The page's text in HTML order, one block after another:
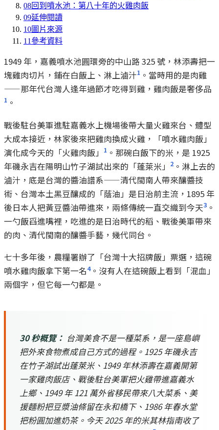
08回到噴水池：第八十年的火雞肉飯
09延伸閱讀
10圖片來源
11參考資料
1949 年，嘉義噴水池圓環旁的中山路 325 號，林添壽把一
塊雞肉切片，鋪在白飯上、淋上滷汁1 。當時用的是肉雞
——那年代台灣人逢年過節才吃得到雞，雞肉飯是奢侈品
1 。
戰後駐台美軍進駐嘉義水上機場後帶大量火雞來台、體型
大成本接近，林家後來把雞肉換成火雞，「噴水雞肉飯」
演化成今天的「火雞肉飯」
1 。那碗白飯下的米，是 1925
年磯永吉在陽明山竹子湖試出來的「蓬萊米」
2 。淋上去的
滷汁，底是台灣的醬油譜系——清代閩南人帶來釀醬技
術、台灣本土黑豆釀成的「蔭油」是日治前主流，1895 年
後日本人把黃豆醬油帶進來，兩條傳統一直交織到今天3 。
一勺飯舀進嘴裡，吃進的是日治時代的稻、戰後美軍帶來
的肉、清代閩南的釀醬手藝，幾代同台。
七十多年後，農糧署辦了「台灣十大招牌飯」票選，這碗
噴水雞肉飯拿下第一名4。沒有人在這碗飯上看到「混血」
兩個字，但它每一勺都是。
30 秒概覽： 台灣美食不是一種菜系，是一座島嶼
把外來食物煮成自己方式的過程。1925 年磯永吉
在竹子湖試出蓬萊米、1949 年林添壽在嘉義開第
一家雞肉飯店、戰後駐台美軍把火雞帶進嘉義水
上鄉、1949 年 121 萬外省移民帶來八大菜系、美
援麵粉把豆漿油條留在永和橋下、1986 年春水堂
把粉圓加進奶茶。今天 2025 年的米其林指南收了